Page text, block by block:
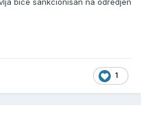
bice sankcionisan na odredjen
1